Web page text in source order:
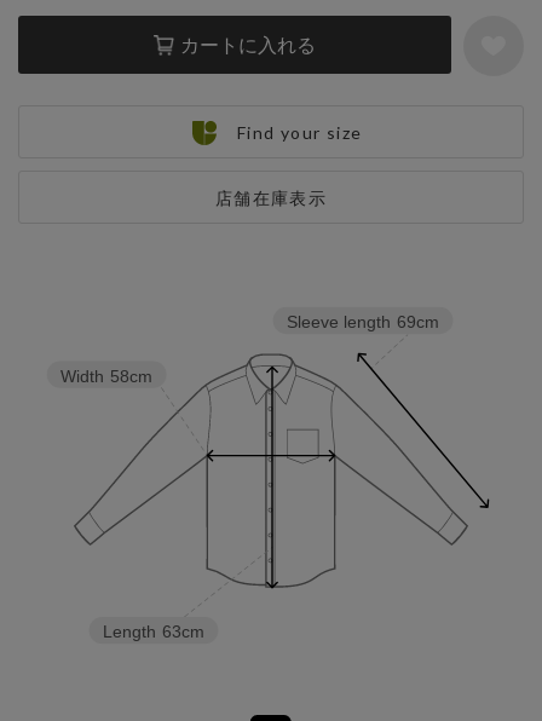
カートに入れる
店舗在庫表示
Find your size
Sleeve length 69cm
Length 63cm
Width 58cm